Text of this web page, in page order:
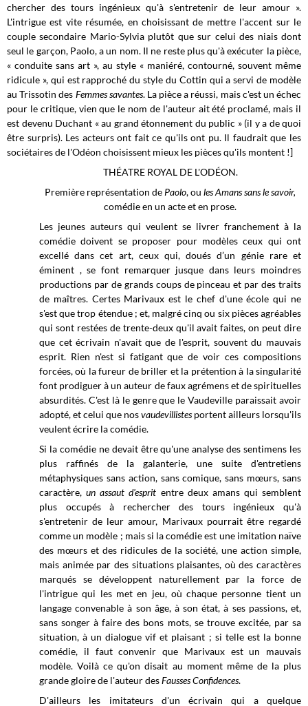
chercher des tours ingénieux qu'à s'entretenir de leur amour ».
L'intrigue est vite résumée, en choisissant de mettre l'accent sur le
couple secondaire Mario-Sylvia plutôt que sur celui des niais dont
seul le garçon, Paolo, a un nom. Il ne reste plus qu'à exécuter la pièce,
« conduite sans art », au style « maniéré, contourné, souvent même
ridicule », qui est rapproché du style du Cottin qui a servi de modèle
au Trissotin des Femmes savantes. La pièce a réussi, mais c'est un échec
pour le critique, vien que le nom de l'auteur ait été proclamé, mais il
est devenu Duchant « au grand étonnement du public » (il y a de quoi
être surpris). Les acteurs ont fait ce qu'ils ont pu. Il faudrait que les
sociétaires de l'Odéon choisissent mieux les pièces qu'ils montent !]
THÉATRE ROYAL DE L'ODÉON.
Première représentation de Paolo, ou les Amans sans le savoir,
comédie en un acte et en prose.
Les jeunes auteurs qui veulent se livrer franchement à la
comédie doivent se proposer pour modèles ceux qui ont
excellé dans cet art, ceux qui, doués d’un génie rare et
éminent , se font remarquer jusque dans leurs moindres
productions par de grands coups de pinceau et par des traits
de maîtres. Certes Marivaux est le chef d'une école qui ne
s'est que trop étendue ; et, malgré cinq ou six pièces agréables
qui sont restées de trente-deux qu'il avait faites, on peut dire
que cet écrivain n'avait que de l'esprit, souvent du mauvais
esprit. Rien n'est si fatigant que de voir ces compositions
forcées, où la fureur de briller et la prétention à la singularité
font prodiguer à un auteur de faux agrémens et de spirituelles
absurdités. C'est là le genre que le Vaudeville paraissait avoir
adopté, et celui que nosvaudevillistesportent ailleurs lorsqu'ils
veulent écrire la comédie.
Si la comédie ne devait être qu'une analyse des sentimens les
plus raffinés de la galanterie, une suite d'entretiens
métaphysiques sans action, sans comique, sans mœurs, sans
caractère,un assaut d'esprit entre deux amans qui semblent
plus occupés à rechercher des tours ingénieux qu'à
s'entretenir de leur amour, Marivaux pourrait être regardé
comme un modèle ; mais si la comédie est une imitation naïve
des mœurs et des ridicules de la société, une action simple,
mais animée par des situations plaisantes, où des caractères
marqués se développent naturellement par la force de
l'intrigue qui les met en jeu, où chaque personne tient un
langage convenable à son âge, à son état, à ses passions, et,
sans songer à faire des bons mots, se trouve excitée, par sa
situation, à un dialogue vif et plaisant ; si telle est la bonne
comédie, il faut convenir que Marivaux est un mauvais
modèle. Voilà ce qu'on disait au moment même de la plus
grande gloire de l'auteur desFausses Confidences.
D'ailleurs les imitateurs d'un écrivain qui a quelque